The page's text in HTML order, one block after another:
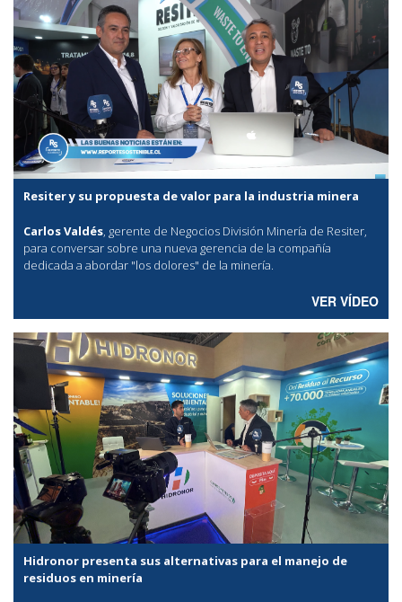
Resiter y su propuesta de valor para la industria minera
Carlos Valdés, gerente de Negocios División Minería de Resiter,
para conversar sobre una nueva gerencia de la compañía
dedicada a abordar "los dolores" de la minería.
VER VÍDEO
Hidronor presenta sus alternativas para el manejo de
residuos en minería